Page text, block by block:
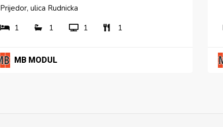
Prijedor, ulica Rudnicka
1
1 1 1
MB MODUL